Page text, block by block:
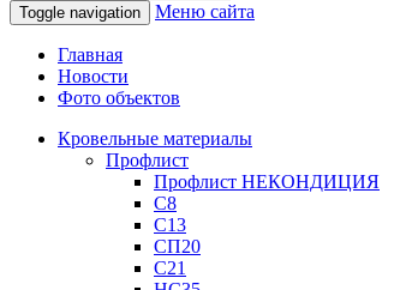
Toggle navigation Меню сайта
Главная
Новости
Фото объектов
Кровельные материалы
Профлист
Профлист НЕКОНДИЦИЯ
С8
С13
СП20
С21